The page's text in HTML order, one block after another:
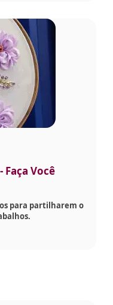
Faça Você
para partilharem o